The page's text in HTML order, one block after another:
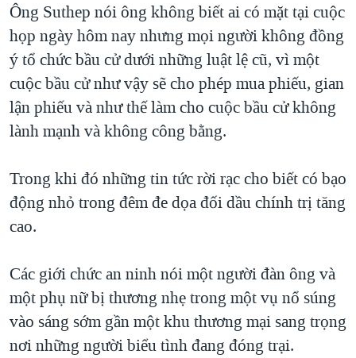
Ông Suthep nói ông không biết ai có mặt tại cuộc
họp ngày hôm nay nhưng mọi người không đồng
ý tổ chức bầu cử dưới những luật lệ cũ, vì một
cuộc bầu cử như vậy sẽ cho phép mua phiếu, gian
lận phiếu và như thế làm cho cuộc bầu cử không
lành mạnh và không công bằng.
Trong khi đó những tin tức rời rạc cho biết có bạo
động nhỏ trong đêm đe dọa đối dầu chính trị tăng
cao.
Các giới chức an ninh nói một người đàn ông và
một phụ nữ bị thương nhẹ trong một vụ nổ súng
vào sáng sớm gần một khu thương mại sang trọng
nơi những người biểu tình đang đóng trại.